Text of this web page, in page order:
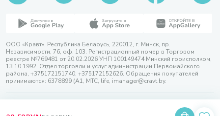
ООО «Кравт». Республика Беларусь, 220012, г. Минск, пр.
Независимости, 76, оф. 103. Регистрационный номер в Торговом
реестре №769481 от 20.02.2026 УНП 100149474 Минский горисполком,
13.10.1992. Отдел торговли и услуг администрации Первомайского
района, +375172151740; +375172152626. Обращения покупателей
принимаются: 6378899 (А1, МТС, life, imanager@cravt.by.
Разработка сайта — SLAM